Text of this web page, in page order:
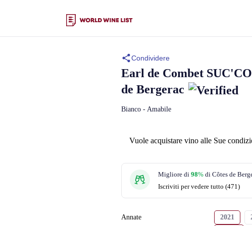
Vuole acquistare vino alle Sue
Migliore di 98% di Côtes de
Iscriviti per vedere tutto (471)
Annate 2021
Condividere
Earl de Combet
de Bergerac
Bianco - Amabile